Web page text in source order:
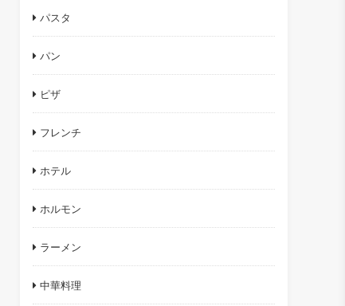
パスタ
パン
ピザ
フレンチ
ホテル
ホルモン
ラーメン
中華料理